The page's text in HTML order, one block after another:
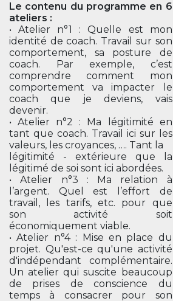
Le contenu du programme en 6
ateliers :
• Atelier n°1 : Quelle est mon
identité de coach. Travail sur son
comportement, sa posture de
coach. Par exemple, c’est
comprendre comment mon
comportement va impacter le
coach que je deviens, vais
devenir.
• Atelier n°2 : Ma légitimité en
tant que coach. Travail ici sur les
valeurs, les croyances, …. Tant la
légitimité - extérieure que la
légitimé de soi sont ici abordées.
• Atelier n°3 : Ma relation à
l’argent. Quel est l’effort de
travail, les tarifs, etc. pour que
son activité soit
économiquement viable.
• Atelier n°4 : Mise en place du
projet. Qu'est-ce qu'une activité
d'indépendant complémentaire.
Un atelier qui suscite beaucoup
de prises de conscience du
temps à consacrer pour son